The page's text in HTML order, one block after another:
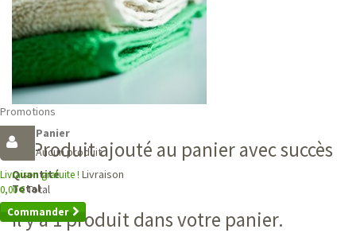
Promotions
Panier
Aucun produit
Livraison gratuite ! Livraison
0,00 €Total
Commander
Produit ajouté au panier avec succès
Quantité
Total
Il y a 1 produit dans votre panier.